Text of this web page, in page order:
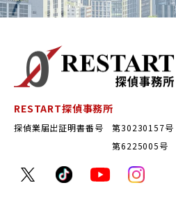
RESTART探偵事務所
探偵業届出証明書番号 第30230157号
第6225005号